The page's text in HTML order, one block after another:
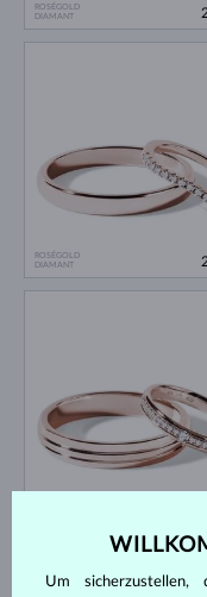
ROSÉGOLD
DIAMANT
ROSÉGOLD
DIAMANT
Um sicherzustellen,